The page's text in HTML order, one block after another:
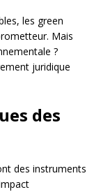
les green
Mais
?
juridique
des
des instruments